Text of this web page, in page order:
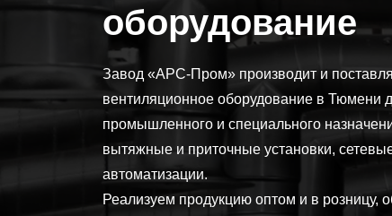
оборудование
Завод «АРС-Пром» производит и
вентиляционное оборудование в Тюмени
промышленного и специального
вытяжные и приточные установки,
автоматизации.
Реализуем продукцию оптом и в розницу,